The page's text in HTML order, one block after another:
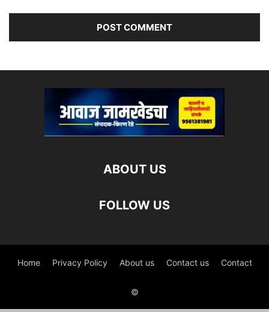
ABOUT US
FOLLOW US
Home Privacy Policy About us Contact us Contact
©